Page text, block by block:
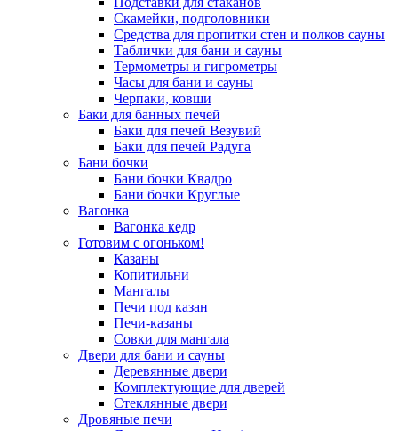
Скамейки, подголовники
Средства для пропитки стен и полков сауны
Таблички для бани и сауны
Термометры и гигрометры
Часы для бани и сауны
Черпаки, ковши
Баки для банных печей
Баки для печей Везувий
Баки для печей Радуга
Бани бочки
Бани бочки Квадро
Бани бочки Круглые
Вагонка
Вагонка кедр
Готовим с огоньком!
Казаны
Копитильни
Мангалы
Печи под казан
Печи-казаны
Совки для мангала
Двери для бани и сауны
Деревянные двери
Комплектующие для дверей
Стеклянные двери
Дровяные печи